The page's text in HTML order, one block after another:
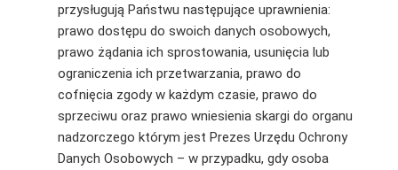
przysługują Państwu następujące uprawnienia:
prawo dostępu do swoich danych osobowych,
prawo żądania ich sprostowania, usunięcia lub
ograniczenia ich przetwarzania, prawo do
cofnięcia zgody w każdym czasie, prawo do
sprzeciwu oraz prawo wniesienia skargi do organu
nadzorczego którym jest Prezes Urzędu Ochrony
Danych Osobowych – w przypadku, gdy osoba